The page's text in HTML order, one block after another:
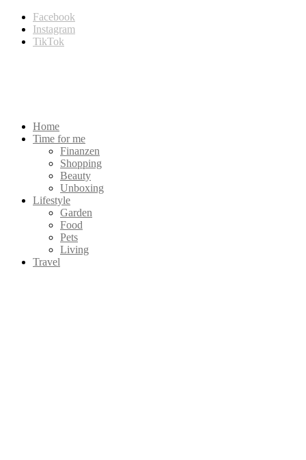
Facebook
Instagram
TikTok
Home
Time for me
Finanzen
Shopping
Beauty
Unboxing
Lifestyle
Garden
Food
Pets
Living
Travel